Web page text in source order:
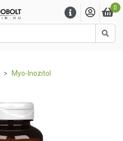
0
Myo-Inozitol